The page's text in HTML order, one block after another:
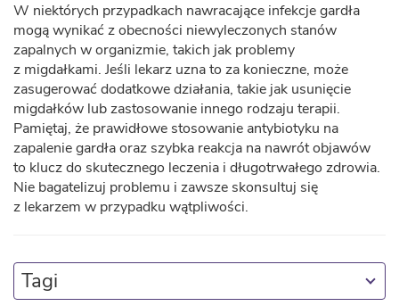
W niektórych przypadkach nawracające infekcje gardła
mogą wynikać z obecności niewyleczonych stanów
zapalnych w organizmie, takich jak problemy
z migdałkami. Jeśli lekarz uzna to za konieczne, może
zasugerować dodatkowe działania, takie jak usunięcie
migdałków lub zastosowanie innego rodzaju terapii.
Pamiętaj, że prawidłowe stosowanie antybiotyku na
zapalenie gardła oraz szybka reakcja na nawrót objawów
to klucz do skutecznego leczenia i długotrwałego zdrowia.
Nie bagatelizuj problemu i zawsze skonsultuj się
z lekarzem w przypadku wątpliwości.
Tagi